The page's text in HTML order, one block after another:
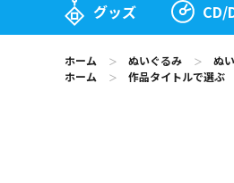
グッズ CD/
ホーム ＞ ぬいぐるみ ＞
ぬ
ホーム
＞ 作品タイトルで選ぶ